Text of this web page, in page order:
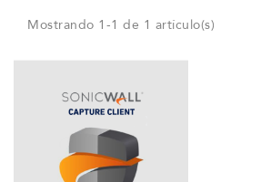
Mostrando 1-1 de 1 artículo(s)